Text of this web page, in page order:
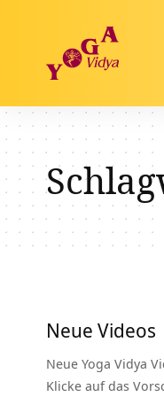
Neue Videos
Neue Yoga Vidya
Klicke auf das